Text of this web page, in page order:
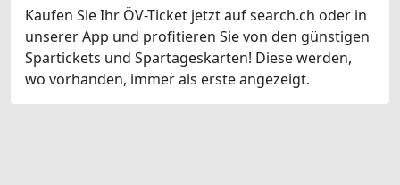
Kaufen Sie Ihr ÖV-Ticket jetzt auf search.ch oder in
unserer App und profitieren Sie von den günstigen
Spartickets und Spartageskarten! Diese werden,
wo vorhanden, immer als erste angezeigt.